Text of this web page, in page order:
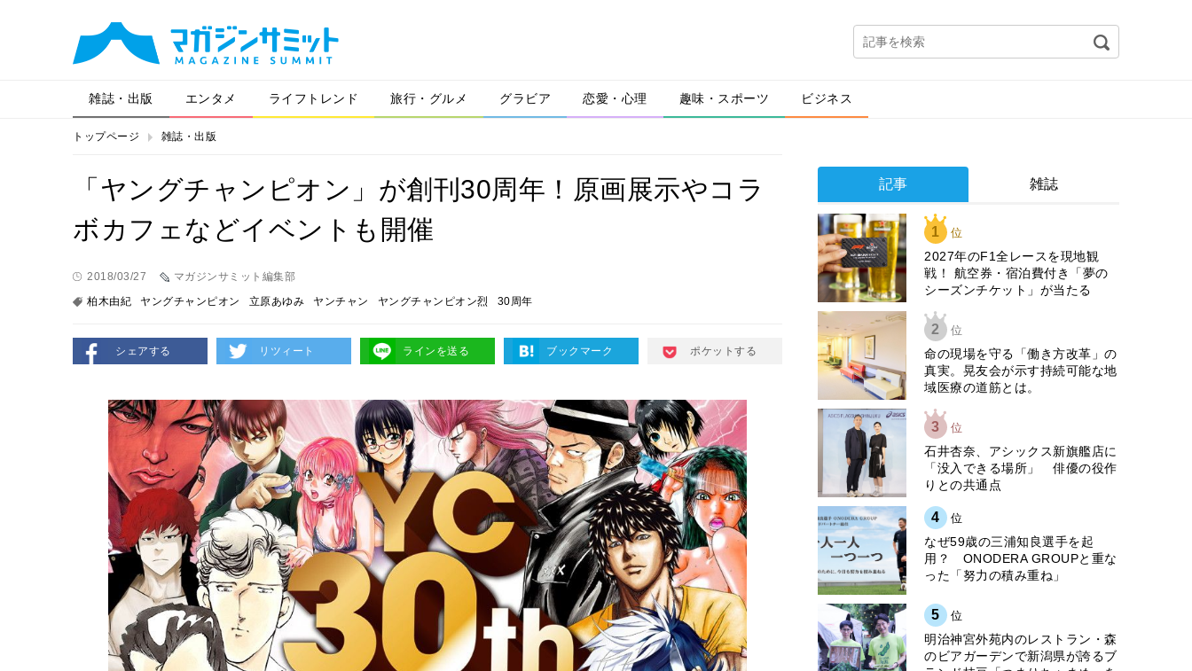
雑誌・出版 エンタメ ライフトレンド 旅行・グルメ グラビア 恋愛・心理 趣味・スポーツ ビジネス
トップページ 雑誌・出版
「ヤングチャンピオン」が創刊30周年！原画展示やコラ
ボカフェなどイベントも開催
2018/03/27
マガジンサミット編集部
柏木由紀
ヤングチャンピオン 立原あゆみ ヤンチャン ヤングチャンピオン烈 30周年
シェアする リツィート ラインを送る ブックマーク ポケットする
記事 雑誌
1 位
2027年のF1全レースを現地観
戦！ 航空券・宿泊費付き「夢の
シーズンチケット」が当たる
2 位
​命の現場を守る「働き方改革」の
真実。晃友会が示す持続可能な地
域医療の道筋とは。
3 位
石井杏奈、アシックス新旗艦店に
「没入できる場所」 俳優の役作
りとの共通点
4 位
なぜ59歳の三浦知良選手を起
用？ ONODERA GROUPと重な
った「努力の積み重ね」
5 位
明治神宮外苑内のレストラン・森
のビアガーデンで新潟県が誇るブ